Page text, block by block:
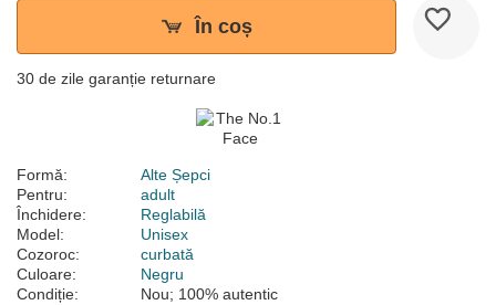
În coș
30 de zile garanție returnare
Formă:
Alte Șepci
Pentru:
adult
Închidere:
Reglabilă
Model:
Unisex
Cozoroc:
curbată
Culoare:
Negru
Condiție:
Nou; 100% autentic